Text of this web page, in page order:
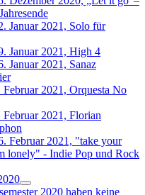
Januar 2021, Solo für
Januar 2021, High 4
Januar 2021, Sanaz
Februar 2021, Orquesta No
Februar 2021, Florian
Februar 2021, "take your
lonely" - Indie Pop und Rock
2020 haben keine